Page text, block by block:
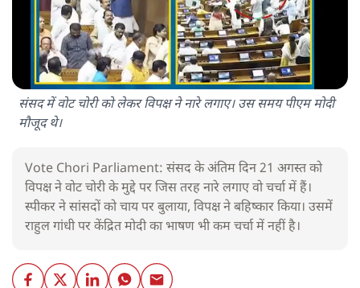
संसद में वोट चोरी को लेकर विपक्ष ने नारे लगाए। उस समय पीएम मोदी
मौजूद थे।
Vote Chori Parliament: संसद के अंतिम दिन 21 अगस्त को
विपक्ष ने वोट चोरी के मुद्दे पर जिस तरह नारे लगाए वो चर्चा में हैं।
स्पीकर ने सांसदों को चाय पर बुलाया, विपक्ष ने बहिष्कार किया। उसमें
राहुल गांधी पर केंद्रित मोदी का भाषण भी कम चर्चा में नहीं है।